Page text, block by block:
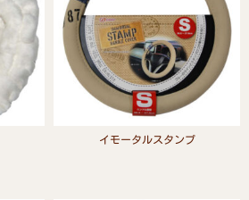
イモータルスタンプ